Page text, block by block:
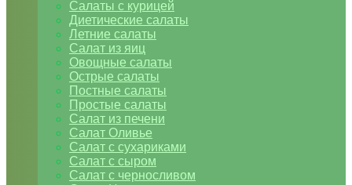
Салаты с курицей
Диетические салаты
Летние салаты
Салат из яиц
Овощные салаты
Острые салаты
Постные салаты
Простые салаты
Салат из печени
Салат Оливье
Салат с сухариками
Салат с сыром
Салат с черносливом